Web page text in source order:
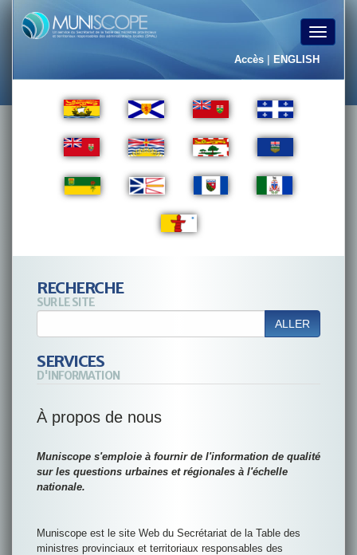
Toggle
Accès | ENGLISH
RECHERCHE
SUR LE SITE
ALLER
SERVICES
D'INFORMATION
À propos de nous
Muniscope s'emploie à fournir de l'information de qualité
sur les questions urbaines et régionales à l'échelle
nationale.
Muniscope est le site Web du Secrétariat de la Table des
ministres provinciaux et territoriaux responsables des